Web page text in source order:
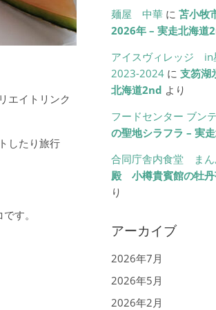
エイトリンク
したり旅行
す。
麺屋 中華に 苫小牧
2026年 – 実走北海道
アイスヴィレッジ in
2023-2024に 支笏湖
北海道2nd より
フードセンター ブン
の聖地シラフラ – 実
合同庁舎内食堂 まん
殿 小樽貴賓館の牡
り
アーカイブ
2026年7月
2026年5月
2026年2月